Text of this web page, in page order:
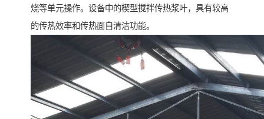
烧等单元操作。设备中的楔型搅拌传热浆叶，具有较高
的传热效率和传热面自清洁功能。